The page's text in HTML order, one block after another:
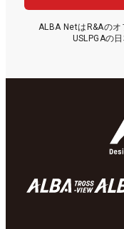
ALBA NetはR&Aの
USLPGAの